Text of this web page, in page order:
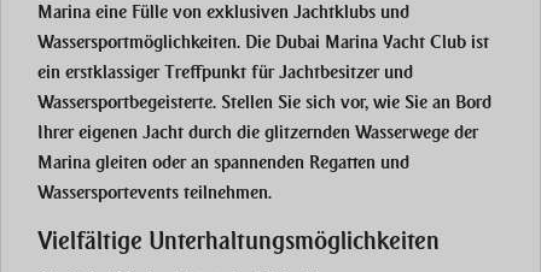
Marina eine Fülle von exklusiven Jachtklubs und
Wassersportmöglichkeiten. Die Dubai Marina Yacht Club ist
ein erstklassiger Treffpunkt für Jachtbesitzer und
Wassersportbegeisterte. Stellen Sie sich vor, wie Sie an Bord
Ihrer eigenen Jacht durch die glitzernden Wasserwege der
Marina gleiten oder an spannenden Regatten und
Wassersportevents teilnehmen.
Vielfältige Unterhaltungsmöglichkeiten